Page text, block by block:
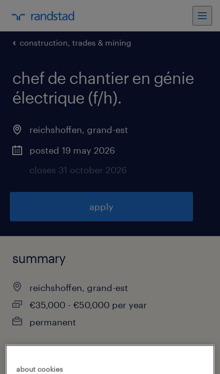
construction, trades & mining
chef de chantier en génie
électrique (f/h).
reichshoffen, grand-est
posted 19 may 2026
closes 31 october 2026
apply
summary
reichshoffen, grand-est
€35,000 - €50,000 per year
permanent
job category
about cookies